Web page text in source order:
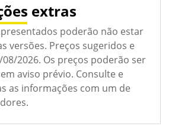
extras
poderão não estar
versões. Preços sugeridos e
2026. Os preços poderão ser
aviso prévio. Consulte e
as informações com um de